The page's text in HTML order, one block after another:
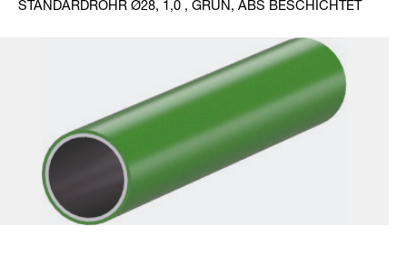
STANDARDROHR Ø28, 1,0 , GRÜN, ABS BESCHICHTET